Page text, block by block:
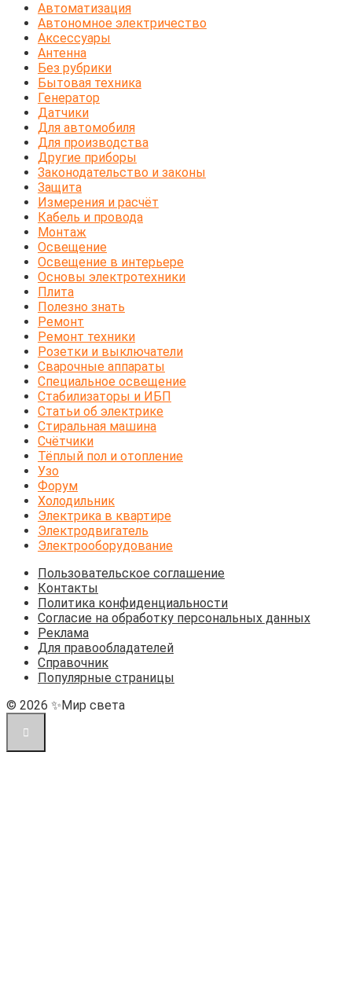
Автоматизация
Автономное электричество
Аксессуары
Антенна
Без рубрики
Бытовая техника
Генератор
Датчики
Для автомобиля
Для производства
Другие приборы
Законодательство и законы
Защита
Измерения и расчёт
Кабель и провода
Монтаж
Освещение
Освещение в интерьере
Основы электротехники
Плита
Полезно знать
Ремонт
Ремонт техники
Розетки и выключатели
Сварочные аппараты
Специальное освещение
Стабилизаторы и ИБП
Статьи об электрике
Стиральная машина
Счётчики
Тёплый пол и отопление
Узо
Форум
Холодильник
Электрика в квартире
Электродвигатель
Электрооборудование
Пользовательское соглашение
Контакты
Политика конфиденциальности
Согласие на обработку персональных данных
Реклама
Для правообладателей
Справочник
Популярные страницы
© 2026 ✨Мир света